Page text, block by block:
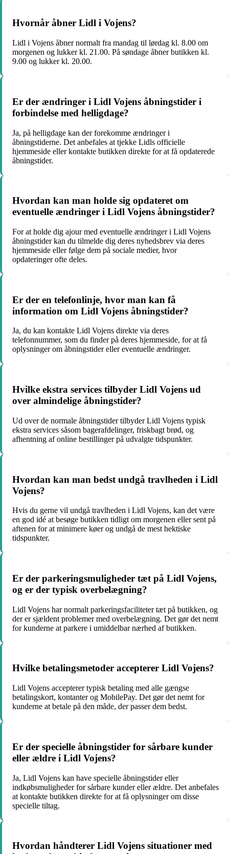
Hvornår åbner Lidl i Vojens?
Lidl i Vojens åbner normalt fra mandag til lørdag kl. 8.00 om
morgenen og lukker kl. 21.00. På søndage åbner butikken kl.
9.00 og lukker kl. 20.00.
Er der ændringer i Lidl Vojens åbningstider i
forbindelse med helligdage?
Ja, på helligdage kan der forekomme ændringer i
åbningstiderne. Det anbefales at tjekke Lidls officielle
hjemmeside eller kontakte butikken direkte for at få opdaterede
åbningstider.
Hvordan kan man holde sig opdateret om
eventuelle ændringer i Lidl Vojens åbningstider?
For at holde dig ajour med eventuelle ændringer i Lidl Vojens
åbningstider kan du tilmelde dig deres nyhedsbrev via deres
hjemmeside eller følge dem på sociale medier, hvor
opdateringer ofte deles.
Er der en telefonlinje, hvor man kan få
information om Lidl Vojens åbningstider?
Ja, du kan kontakte Lidl Vojens direkte via deres
telefonnummer, som du finder på deres hjemmeside, for at få
oplysninger om åbningstider eller eventuelle ændringer.
Hvilke ekstra services tilbyder Lidl Vojens ud
over almindelige åbningstider?
Ud over de normale åbningstider tilbyder Lidl Vojens typisk
ekstra services såsom bagerafdelinger, friskbagt brød, og
afhentning af online bestillinger på udvalgte tidspunkter.
Hvordan kan man bedst undgå travlheden i Lidl
Vojens?
Hvis du gerne vil undgå travlheden i Lidl Vojens, kan det være
en god idé at besøge butikken tidligt om morgenen eller sent på
aftenen for at minimere køer og undgå de mest hektiske
tidspunkter.
Er der parkeringsmuligheder tæt på Lidl Vojens,
og er der typisk overbelægning?
Lidl Vojens har normalt parkeringsfaciliteter tæt på butikken, og
der er sjældent problemer med overbelægning. Det gør det nemt
for kunderne at parkere i umiddelbar nærhed af butikken.
Hvilke betalingsmetoder accepterer Lidl Vojens?
Lidl Vojens accepterer typisk betaling med alle gængse
betalingskort, kontanter og MobilePay. Det gør det nemt for
kunderne at betale på den måde, der passer dem bedst.
Er der specielle åbningstider for sårbare kunder
eller ældre i Lidl Vojens?
Ja, Lidl Vojens kan have specielle åbningstider eller
indkøbsmuligheder for sårbare kunder eller ældre. Det anbefales
at kontakte butikken direkte for at få oplysninger om disse
specielle tiltag.
Hvordan håndterer Lidl Vojens situationer med